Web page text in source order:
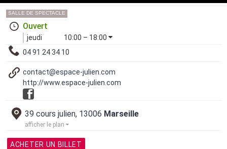
SALLE DE SPECTACLE
Ouvert
jeudi
10:00 – 18:00
04 91 24 34 10
contact@espace-julien.com
http://www.espace-julien.com
39 cours julien, 13006 Marseille
afficher le plan
ACHETER UN BILLET